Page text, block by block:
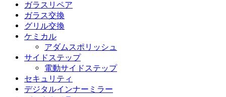
ガラスリペア
ガラス交換
グリル交換
ケミカル
アダムスポリッシュ
サイドステップ
電動サイドステップ
セキュリティ
デジタルインナーミラー